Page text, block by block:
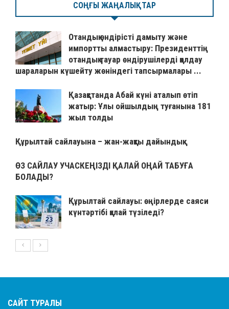
СОҢҒЫ ЖАҢАЛЫҚТАР
Отандық өндірісті дамыту және
импортты алмастыру: Президенттің
отандық тауар өндірушілерді қолдау
шараларын күшейту жөніндегі тапсырмалары ...
Қазақстанда Абай күні аталып өтіп
жатыр: Ұлы ойшылдың туғанына 181
жыл толды
Құрылтай сайлауына – жан-жақты дайындық
ӨЗ САЙЛАУ УЧАСКЕҢІЗДІ ҚАЛАЙ ОҢАЙ ТАБУҒА
БОЛАДЫ?
Құрылтай сайлауы: өңірлерде саяси
күнтәртібі қалай түзіледі?
САЙТ ТУРАЛЫ